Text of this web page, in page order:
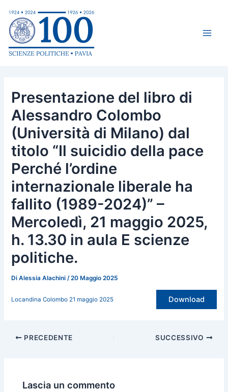
contenuto
Presentazione del libro di
Alessandro Colombo
(Università di Milano) dal
titolo “Il suicidio della pace
Perché l’ordine
internazionale liberale ha
fallito (1989-2024)” –
Mercoledì, 21 maggio 2025,
h. 13.30 in aula E scienze
politiche.
DiAlessia AIachini /20 Maggio 2025
Locandina Colombo 21 maggio 2025 Download
articoli
PRECEDENTE SUCCESSIVO
Lascia un commento